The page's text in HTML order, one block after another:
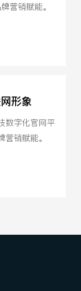
营销赋能。
形象
数字化官网平
销赋能。